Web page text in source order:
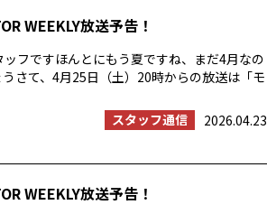
WEEKLY放送予告！
ッフですほんとにもう夏ですね、まだ4月なの
さて、4月25日（土）20時からの放送は「モ
スタッフ通信
2026.04.23
WEEKLY放送予告！